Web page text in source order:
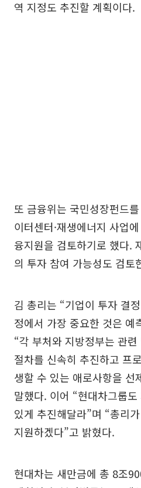
역 지정도 추진할 계획이다.
또 금융위는 국민성장펀드를
이터센터·재생에너지 사업
융지원을 검토하기로 했다.
의 투자 참여 가능성도 검토
김 총리는 “기업이 투자 결
정에서 가장 중요한 것은 예
“각 부처와 지방정부는 관
절차를 신속히 추진하고 프
생할 수 있는 애로사항을 선
말했다. 이어 “현대차그룹
있게 추진해달라”며 “총리
지원하겠다”고 밝혔다.
현대차는 새만금에 총 8조